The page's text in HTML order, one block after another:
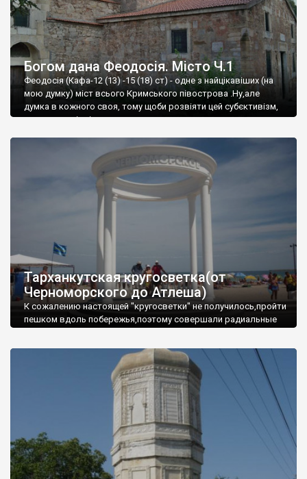
Богом дана Феодосія. Місто Ч.1
Феодосія (Кафа-12 (13) -15 (18) ст) - одне з найцікавіших (на
мою думку) міст всього Кримського півострова .Ну,але
думка в кожного своя, тому щоби розвіяти цей субєктивізм,
запрошую відвідати це
Тарханкутская кругосветка(от
Черноморского до Атлеша)
К сожалению настоящей "кругосветки" не получилось,пройти
пешком вдоль побережья,поэтому совершали радиальные